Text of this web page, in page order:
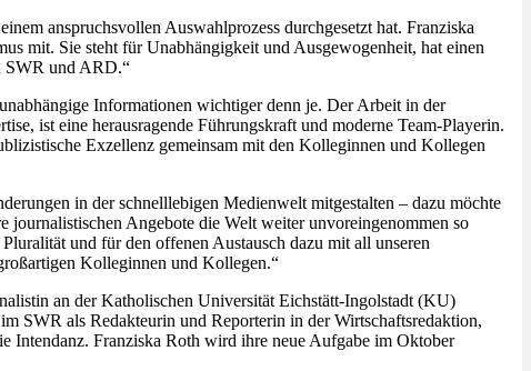
anspruchsvollen Auswahlprozess durchgesetzt hat. Franziska
mit. Sie steht für Unabhängigkeit und Ausgewogenheit, hat einen
SWR und ARD.“
Informationen wichtiger denn je. Der Arbeit in der
ist eine herausragende Führungskraft und moderne Team-Playerin.
Exzellenz gemeinsam mit den Kolleginnen und Kollegen
in der schnelllebigen Medienwelt mitgestalten – dazu möchte
Angebote die Welt weiter unvoreingenommen so
und für den offenen Austausch dazu mit all unseren
Kolleginnen und Kollegen.“
an der Katholischen Universität Eichstätt-Ingolstadt (KU)
SWR als Redakteurin und Reporterin in der Wirtschaftsredaktion,
Intendanz. Franziska Roth wird ihre neue Aufgabe im Oktober